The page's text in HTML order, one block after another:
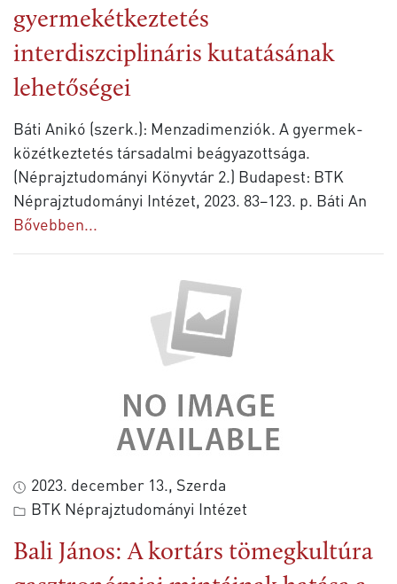
gyermekétkeztetés
interdiszciplináris kutatásának
lehetőségei
Báti Anikó (szerk.): Menzadimenziók. A gyermek-
közétkeztetés társadalmi beágyazottsága.
(Néprajztudományi Könyvtár 2.) Budapest: BTK
Néprajztudományi Intézet, 2023. 83–123. p. Báti An
Bővebben...
2023. december 13., Szerda
BTK Néprajztudományi Intézet
Bali János: A kortárs tömegkultúra